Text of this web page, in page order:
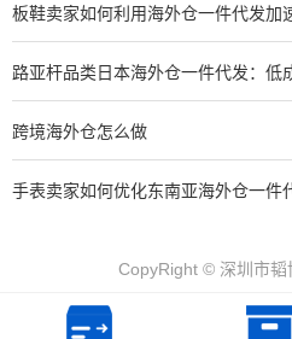
板鞋卖家如何利用海外仓一件代发加
路亚杆品类日本海外仓一件代发：低
跨境海外仓怎么做
手表卖家如何优化东南亚海外仓一件
CopyRight © 深圳市韬